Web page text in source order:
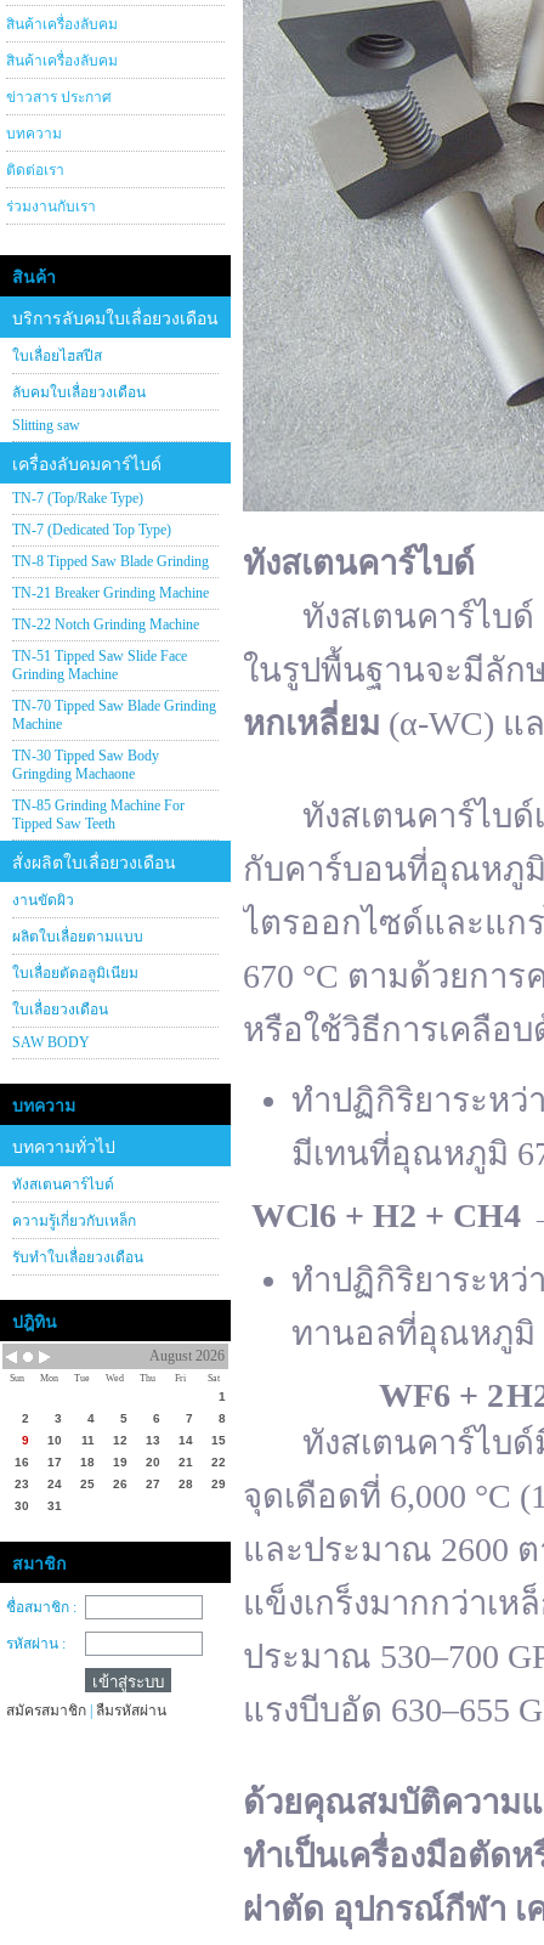
สินค้าเครื่องลับคม
สินค้าเครื่องลับคม
ข่าวสาร ประกาศ
บทความ
ติดต่อเรา
ร่วมงานกับเรา
สินค้า
บริการลับคมใบเลื่อยวงเดือน
ใบเลื่อยไฮสปีส
ลับคมใบเลื่อยวงเดือน
Slitting saw
เครื่องลับคมคาร์ไบด์
TN-7 (Top/Rake Type)
TN-7 (Dedicated Top Type)
TN-8 Tipped Saw Blade Grinding
TN-21 Breaker Grinding Machine
TN-22 Notch Grinding Machine
TN-51 Tipped Saw Slide Face
Grinding Machine
TN-70 Tipped Saw Blade Grinding
Machine
TN-30 Tipped Saw Body
Gringding Machaone
TN-85 Grinding Machine For
Tipped Saw Teeth
สั่งผลิตใบเลื่อยวงเดือน
งานขัดผิว
ผลิตใบเลื่อยตามแบบ
ใบเลื่อยตัดอลูมิเนียม
ใบเลื่อยวงเดือน
SAW BODY
บทความ
บทความทั่วไป
ทังสเตนคาร์ไบด์
ความรู้เกี่ยวกับเหล็ก
รับทำใบเลื่อยวงเดือน
ปฎิทิน
August 2026
Sun Mon Tue Wed Thu Fri Sat
1
2
3 4 5 6 7
8
9
10 11 12 13 14
15
16
17 18 19 20 21
22
23
24 25 26 27 28
29
30
31
สมาชิก
ชื่อสมาชิก :
รหัสผ่าน :
สมัครสมาชิก ลืมรหัสผ่าน
ทังสเตนคาร์ไบด์
ทังสเตนคาร์ไบด์ (
ในรูปพื้นฐานจะมีลัก
หกเหลี่ยม (α-WC) แ
ทังสเตนคาร์ไบด์เ
กับคาร์บอนที่อุณหภูมิ
ไตรออกไซด์และแก
670 °C ตามด้วยกา
หรือใช้วิธีการเคลือบ
ทำปฏิกิริยาระหว่
มีเทนที่อุณหภูมิ
WCl6 + H2 + CH4
ทำปฏิกิริยาระหว่
ทานอลที่อุณหภูมิ
WF6 + 2 H
ทังสเตนคาร์ไบด์มี
จุดเดือดที่ 6,000 °C
และประมาณ 2600
แข็งเกร็งมากกว่าเ
ประมาณ 530–700
แรงบีบอัด 630–655
ด้วยคุณสมบัติความแ
ทำเป็นเครื่องมือตัดห
ผ่าตัด อุปกรณ์กีฬา เ